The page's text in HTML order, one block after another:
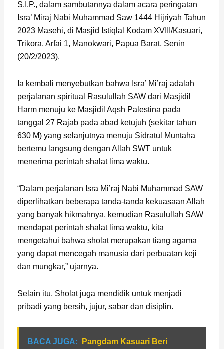
S.I.P., dalam sambutannya dalam acara peringatan
Isra’ Miraj Nabi Muhammad Saw 1444 Hijriyah Tahun
2023 Masehi, di Masjid Istiqlal Kodam XVIII/Kasuari,
Trikora, Arfai 1, Manokwari, Papua Barat, Senin
(20/2/2023).
Ia kembali menyebutkan bahwa Isra’ Mi’raj adalah
perjalanan spiritual Rasulullah SAW dari Masjidil
Harm menuju ke Masjidil Aqsh Palestina pada
tanggal 27 Rajab pada abad ketujuh (sekitar tahun
630 M) yang selanjutnya menuju Sidratul Muntaha
bertemu langsung dengan Allah SWT untuk
menerima perintah shalat lima waktu.
“Dalam perjalanan Isra Mi’raj Nabi Muhammad SAW
diperlihatkan beberapa tanda-tanda kekuasaan Allah
yang banyak hikmahnya, kemudian Rasulullah SAW
mendapat perintah shalat lima waktu, kita
mengetahui bahwa sholat merupakan tiang agama
yang dapat mencegah manusia dari perbuatan keji
dan mungkar,” ujarnya.
Selain itu, Sholat juga mendidik untuk menjadi
pribadi yang bersih, jujur, sabar dan disiplin.
BACA JUGA:
Pangdam Kasuari Beri